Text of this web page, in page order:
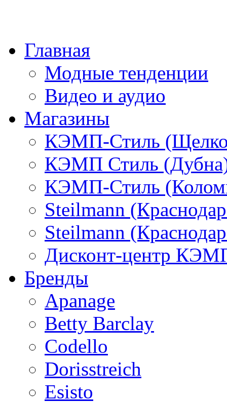
Главная
Модные тенденции
Видео и аудио
Магазины
КЭМП-Стиль
КЭМП Стиль
КЭМП-Стиль
Steilmann
Steilmann
Дисконт-центр
Бренды
Apanage
Betty Barclay
Codello
Dorisstreich
Esisto